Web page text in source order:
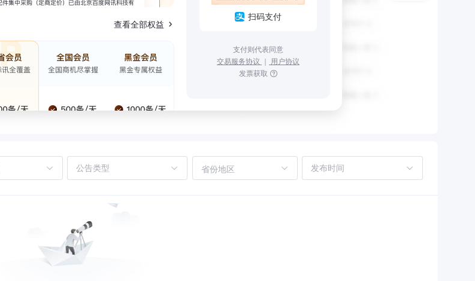
查看全部权益
扫码支付
支付则代表同意
交易服务协议 ｜ 用户协议
发票获取
省份地区